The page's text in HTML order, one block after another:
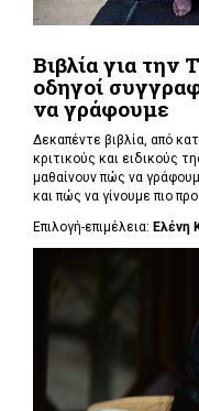
Βιβλία για την
οδηγοί
να γράφουμε
Δεκαπέντε βιβλία, από
κριτικούς και ειδικούς
μαθαίνουν πώς να
και πώς να γίνουμε πιο
Επιλογή-επιμέλεια: Ελένη